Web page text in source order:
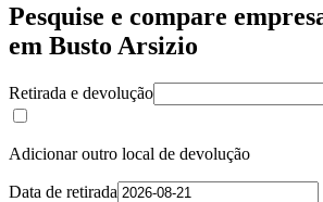
Pesquise e compare
em Busto Arsizio
Retirada e devolução
Adicionar outro local de devolução
Data de retirada